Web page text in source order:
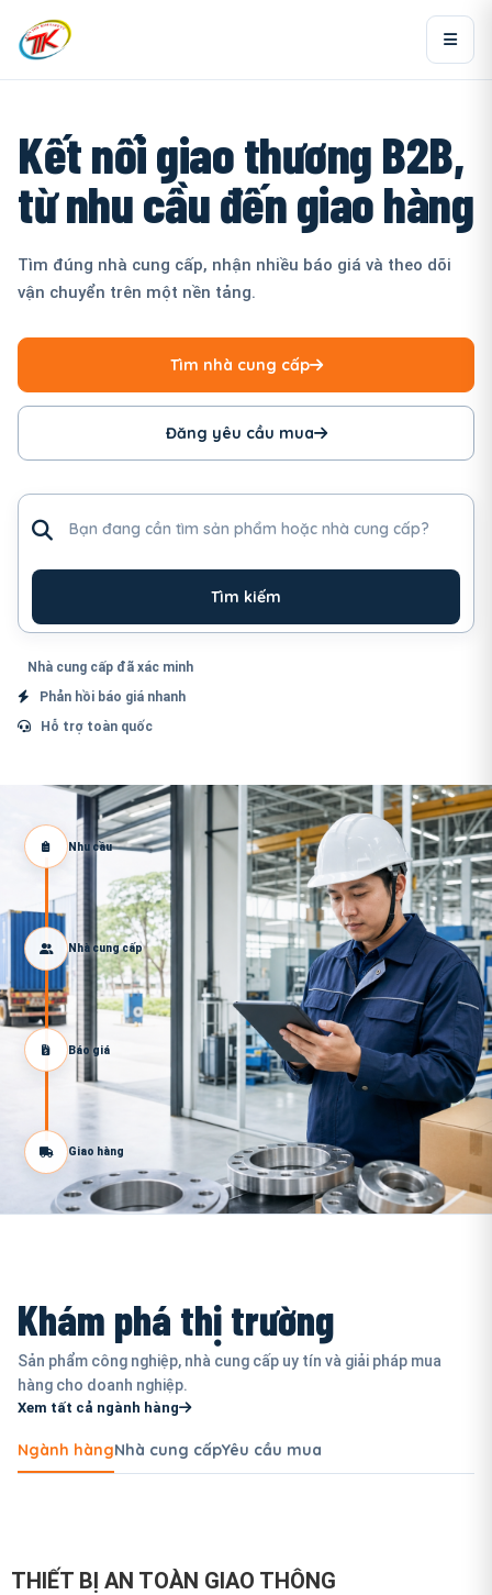
Kết nối giao thương B2B,
từ nhu cầu đến giao hàng
Tìm đúng nhà cung cấp, nhận nhiều báo giá và theo dõi
vận chuyển trên một nền tảng.
Tìm nhà cung cấp
Đăng yêu cầu mua
Tìm kiếm
Nhà cung cấp đã xác minh
Phản hồi báo giá nhanh
Hỗ trợ toàn quốc
Nhu cầu
Nhà cung cấp
Báo giá
Giao hàng
Khám phá thị trường
Sản phẩm công nghiệp, nhà cung cấp uy tín và giải pháp mua
hàng cho doanh nghiệp.
Xem tất cả ngành hàng
Ngành hàngNhà cung cấpYêu cầu mua
THIẾT BỊ AN TOÀN GIAO THÔNG